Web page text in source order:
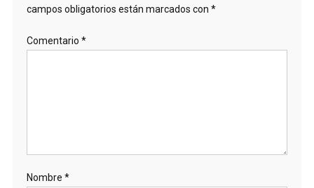
campos obligatorios están marcados con *
Comentario *
Nombre *